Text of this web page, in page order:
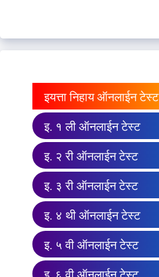
इयत्ता निहाय ऑनलाईन टेस्ट
इ. १ ली ऑनलाईन टेस्ट
इ. २ री ऑनलाईन टेस्ट
इ. ३ री ऑनलाईन टेस्ट
इ. ४ थी ऑनलाईन टेस्ट
इ. ५ वी ऑनलाईन टेस्ट
इ. ६ वी ऑनलाईन टेस्ट